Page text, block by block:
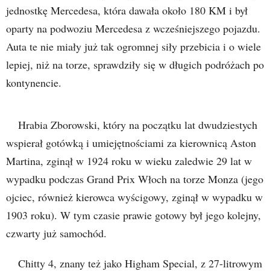
jednostkę Mercedesa, która dawała około 180 KM i był
oparty na podwoziu Mercedesa z wcześniejszego pojazdu.
Auta te nie miały już tak ogromnej siły przebicia i o wiele
lepiej, niż na torze, sprawdziły się w długich podróżach po
kontynencie.
Hrabia Zborowski, który na początku lat dwudziestych
wspierał gotówką i umiejętnościami za kierownicą Aston
Martina, zginął w 1924 roku w wieku zaledwie 29 lat w
wypadku podczas Grand Prix Włoch na torze Monza (jego
ojciec, również kierowca wyścigowy, zginął w wypadku w
1903 roku). W tym czasie prawie gotowy był jego kolejny,
czwarty już samochód.
Chitty 4, znany też jako Higham Special, z 27-litrowym